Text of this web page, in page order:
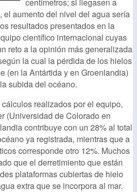
el aumento del nivel del agua sería
resultados presentados en la
científico internacional cuyas
reto a la opinión más generalizada
la cual la pérdida de los hielos
(en la Antártida y en Groenlandia)
subida del océano.
realizados por el equipo,
(Universidad de Colorado en
contribuye con un 28% al total
ya registrada, mientras que a
corresponde otro 12%. Muchos
que el derretimiento que están
plataformas cubiertas de hielo
extra que se incorpora al mar.